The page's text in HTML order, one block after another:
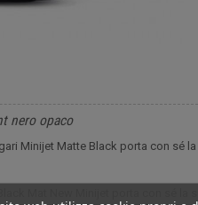
nero opaco
Minijet Matte Black porta con sé
Mat New Minijet porta con sé la